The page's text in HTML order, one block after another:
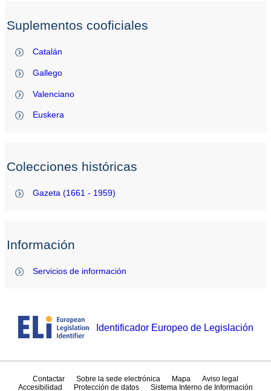
Suplementos cooficiales
Catalán
Gallego
Valenciano
Euskera
Colecciones históricas
Gazeta (1661 - 1959)
Información
Servicios de información
Identificador Europeo de Legislación
Contactar Sobre la sede electrónica Mapa
Aviso legal
Accesibilidad
Protección de datos Sistema Interno de Información